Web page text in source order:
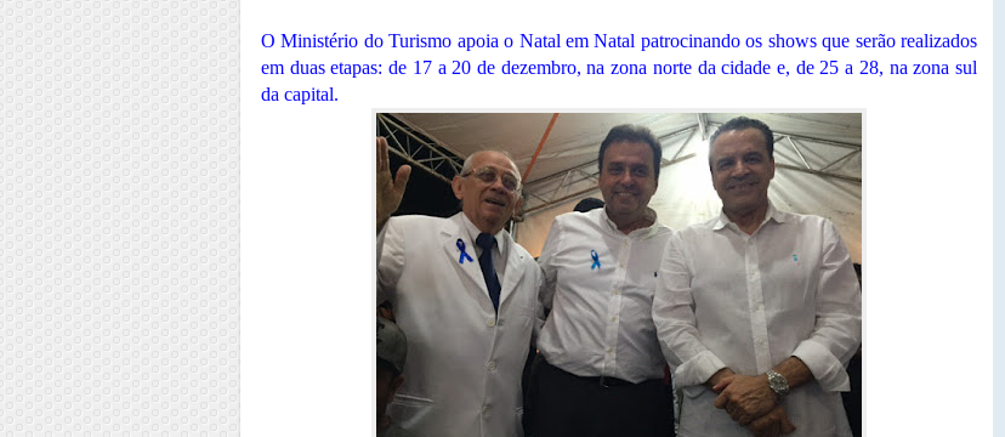
O Ministério do Turismo apoia o Natal em Natal patrocinando os shows que serão realizados
em duas etapas: de 17 a 20 de dezembro, na zona norte da cidade e, de 25 a 28, na zona sul
da capital.